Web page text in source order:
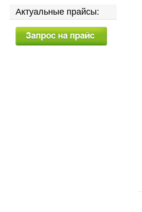
Актуальные прайсы: